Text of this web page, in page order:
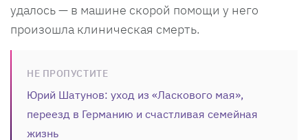
удалось — в машине скорой помощи у него
произошла клиническая смерть.
НЕ ПРОПУСТИТЕ
Юрий Шатунов: уход из «Ласкового мая»,
переезд в Германию и счастливая семейная
жизнь